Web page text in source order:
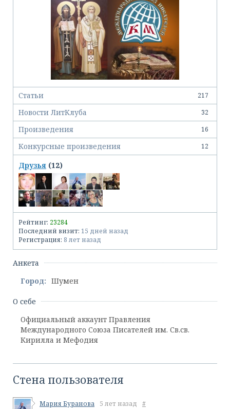
Статьи 217
Новости ЛитКлуба 32
Произведения 16
Конкурсные произведения 12
Друзья (12)
Рейтинг: 23284
Последний визит: 15 дней назад
Регистрация: 8 лет назад
Анкета
Город: Шумен
О себе
Официальный аккаунт Правления
Международного Союза Писателей им. Св.св.
Кирилла и Мефодия
Стена пользователя
Мария Буранова 5 лет назад #